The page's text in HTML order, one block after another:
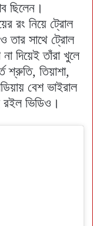
ছিলেন।
রং নিয়ে ট্রোল
তার সাথে ট্রোল
দিয়েই তাঁরা খুলে
শ্রুতি, তিয়াশা,
বেশ ভাইরাল
রইল ভিডিও।